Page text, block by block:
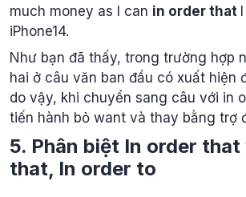
much money as I can in order that
iPhone14.
Như bạn đã thấy, trong trường hợp
hai ở câu văn ban đầu có xuất hiện
do vậy, khi chuyển sang câu với in
tiến hành bỏ want và thay bằng trợ
5. Phân biệt In order that
that, In order to